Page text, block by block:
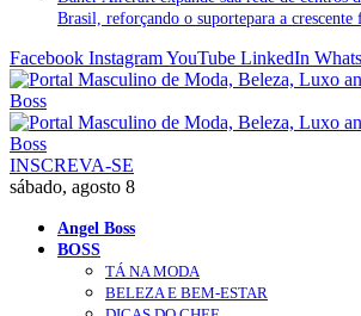
Brasil, reforçando o suportepara a
Facebook InstagramYouTube LinkedIn
INSCREVA-SE
sábado, agosto 8
Angel Boss
BOSS
TÁ NA MODA
BELEZA E BEM-ESTAR